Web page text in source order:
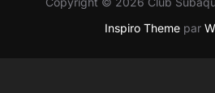
Inspiro Theme par